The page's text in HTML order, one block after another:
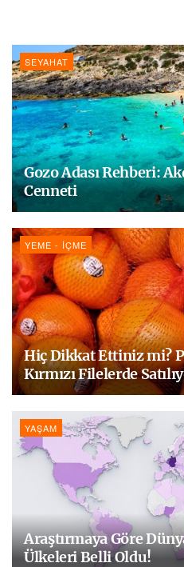
SEYAHAT
Gozo Adası Rehberi:
Cenneti
YEME - İÇME
Hiç Dikkat Ettiniz mi?
Kırmızı Filelerde
YAŞAM
Araştırmaya Göre
Ülkeleri Belli Oldu!